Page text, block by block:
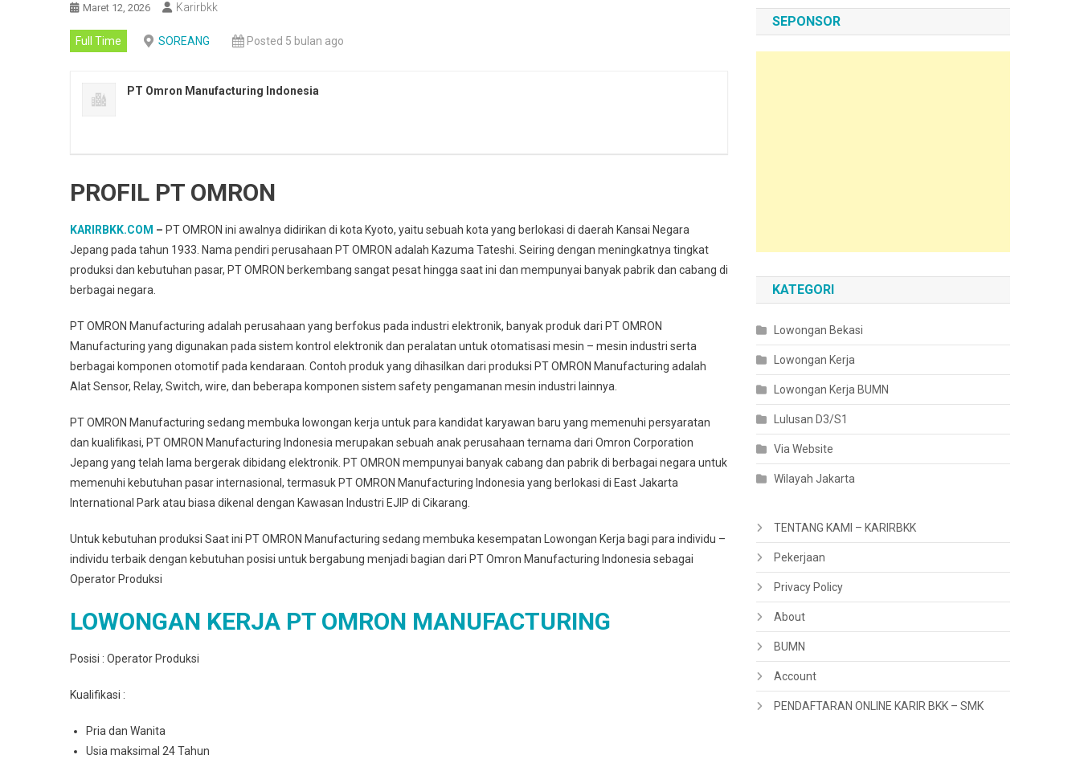
Maret 12, 2026 Karirbkk
Full Time SOREANG Posted 5 bulan ago
PT Omron Manufacturing Indonesia
PROFIL PT OMRON
KARIRBKK.COM – PT OMRON ini awalnya didirikan di kota Kyoto, yaitu sebuah kota yang berlokasi di daerah Kansai Negara
Jepang pada tahun 1933. Nama pendiri perusahaan PT OMRON adalah Kazuma Tateshi. Seiring dengan meningkatnya tingkat
produksi dan kebutuhan pasar, PT OMRON berkembang sangat pesat hingga saat ini dan mempunyai banyak pabrik dan cabang di
berbagai negara.
PT OMRON Manufacturing adalah perusahaan yang berfokus pada industri elektronik, banyak produk dari PT OMRON
Manufacturing yang digunakan pada sistem kontrol elektronik dan peralatan untuk otomatisasi mesin – mesin industri serta
berbagai komponen otomotif pada kendaraan. Contoh produk yang dihasilkan dari produksi PT OMRON Manufacturing adalah
Alat Sensor, Relay, Switch, wire, dan beberapa komponen sistem safety pengamanan mesin industri lainnya.
PT OMRON Manufacturing sedang membuka lowongan kerja untuk para kandidat karyawan baru yang memenuhi persyaratan
dan kualifikasi, PT OMRON Manufacturing Indonesia merupakan sebuah anak perusahaan ternama dari Omron Corporation
Jepang yang telah lama bergerak dibidang elektronik. PT OMRON mempunyai banyak cabang dan pabrik di berbagai negara untuk
memenuhi kebutuhan pasar internasional, termasuk PT OMRON Manufacturing Indonesia yang berlokasi di East Jakarta
International Park atau biasa dikenal dengan Kawasan Industri EJIP di Cikarang.
Untuk kebutuhan produksi Saat ini PT OMRON Manufacturing sedang membuka kesempatan Lowongan Kerja bagi para individu –
individu terbaik dengan kebutuhan posisi untuk bergabung menjadi bagian dari PT Omron Manufacturing Indonesia sebagai
Operator Produksi
LOWONGAN KERJA PT OMRON MANUFACTURING
Posisi : Operator Produksi
Kualifikasi :
Pria dan Wanita
Usia maksimal 24 Tahun
SEPONSOR
KATEGORI
Lowongan Bekasi
Lowongan Kerja
Lowongan Kerja BUMN
Lulusan D3/S1
Via Website
Wilayah Jakarta
TENTANG KAMI – KARIRBKK
Pekerjaan
Privacy Policy
About
BUMN
Account
PENDAFTARAN ONLINE KARIR BKK – SMK